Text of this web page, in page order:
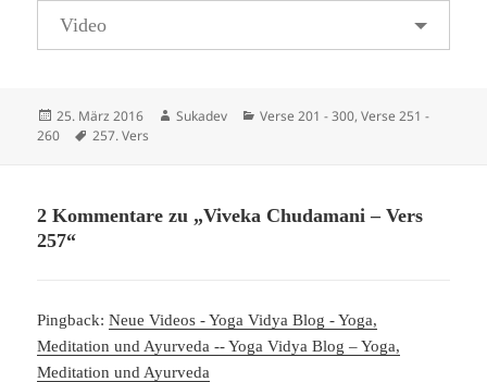
Video
Veröffentlicht
am
25. März 2016 Autor
Sukadev Kategorien
Verse 201 - 300,Verse 251 -
260
Schlagwörter
257. Vers
2 Kommentare zu „Viveka Chudamani – Vers
257“
Pingback:Neue Videos - Yoga Vidya Blog - Yoga,
Meditation und Ayurveda -- Yoga Vidya Blog – Yoga,
Meditation und Ayurveda